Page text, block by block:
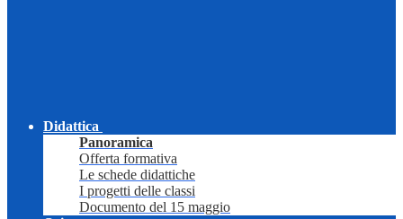
Didattica
Panoramica
Offerta formativa
Le schede didattiche
I progetti delle classi
Documento del 15 maggio